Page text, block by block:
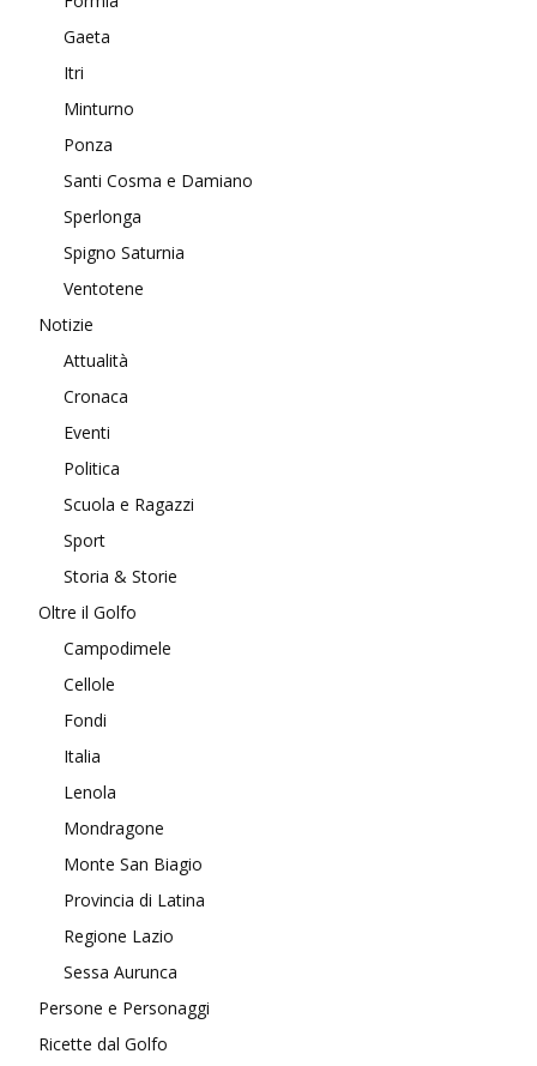
Gaeta
Itri
Minturno
Ponza
Santi Cosma e Damiano
Sperlonga
Spigno Saturnia
Ventotene
Notizie
Attualità
Cronaca
Eventi
Politica
Scuola e Ragazzi
Sport
Storia & Storie
Oltre il Golfo
Campodimele
Cellole
Fondi
Italia
Lenola
Mondragone
Monte San Biagio
Provincia di Latina
Regione Lazio
Sessa Aurunca
Persone e Personaggi
Ricette dal Golfo